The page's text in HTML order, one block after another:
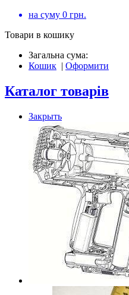
на суму 0 грн.
Товари в кошику
Загальна сума:
Кошик | Оформити
Каталог товарів
Закрыть